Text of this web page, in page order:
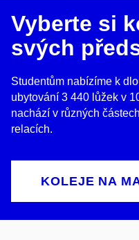
Vyberte si
svých
Studentům nabízíme k
ubytování 3 440 lůžek v
nachází v různých
relacích.
KOLEJE NA